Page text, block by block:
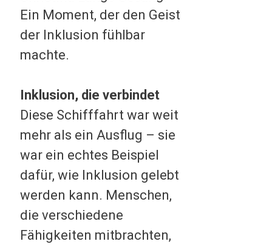
Ein Moment, der den Geist
der Inklusion fühlbar
machte.
Inklusion, die verbindet
Diese Schifffahrt war weit
mehr als ein Ausflug – sie
war ein echtes Beispiel
dafür, wie Inklusion gelebt
werden kann. Menschen,
die verschiedene
Fähigkeiten mitbrachten,